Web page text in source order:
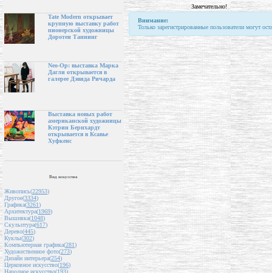
Tate Modern открывает
крупную выставку работ
пионерской художницы
Доротеи Таннинг
Neo-Op: выставка Марка
Дагли открывается в
галерее Дэвида Ричарда
Выставка новых работ
американской художницы
Кэтрин Бернхардт
открывается в Ксавье
Хуфкенс
Вид искусства
Живопись(22953)
Другое(3334)
Графика(3261)
Архитектура(1969)
Вышивка(1048)
Скульптура(617)
Дерево(445)
Куклы(302)
Компьютерная графика(281)
Художественное фото(273)
Дизайн интерьера(254)
Церковное искусство(196)
Замечательно!
Внимание:
Только зарегистрированные пользователи могут